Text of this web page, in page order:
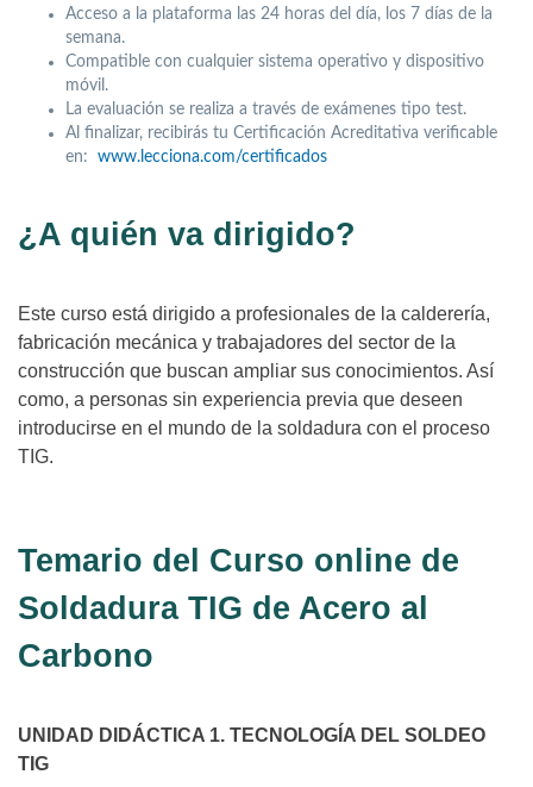
Acceso a la plataforma las 24 horas del día, los 7 días de la
semana.
Compatible con cualquier sistema operativo y dispositivo
móvil.
La evaluación se realiza a través de exámenes tipo test.
Al finalizar, recibirás tu Certificación Acreditativa verificable
en: www.lecciona.com/certificados
¿A quién va dirigido?
Este curso está dirigido a profesionales de la calderería,
fabricación mecánica y trabajadores del sector de la
construcción que buscan ampliar sus conocimientos. Así
como, a personas sin experiencia previa que deseen
introducirse en el mundo de la soldadura con el proceso
TIG.
Temario del Curso online de
Soldadura TIG de Acero al
Carbono
UNIDAD DIDÁCTICA 1. TECNOLOGÍA DEL SOLDEO
TIG